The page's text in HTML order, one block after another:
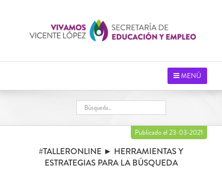
MENÚ
Publicado el 23-03-2021
#TALLERONLINE ► HERRAMIENTAS Y
ESTRATEGIAS PARA LA BÚSQUEDA